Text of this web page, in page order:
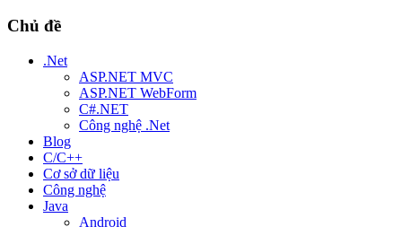
Chủ đề
.Net
ASP.NET MVC
ASP.NET WebForm
C#.NET
Công nghệ .Net
Blog
C/C++
Cơ sở dữ liệu
Công nghệ
Java
Android